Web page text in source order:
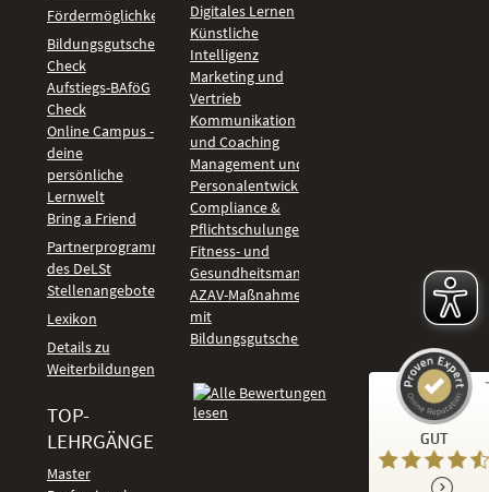
Fördermöglichkeiten
Bildungsgutschein
Check
Aufstiegs-BAföG
Check
Online Campus -
deine
persönliche
Lernwelt
Bring a Friend
Partnerprogramm
des DeLSt
Stellenangebote
Lexikon
Details zu
Weiterbildungen
TOP-
LEHRGÄNGE
Master
Digitales Lernen
Künstliche
Intelligenz
Marketing und
Vertrieb
Kommunikation
und Coaching
Management und
Personalentwicklung
Compliance &
Pflichtschulungen
Fitness- und
Gesundheitsmanagement
AZAV-Maßnahmen
mit
Bildungsgutschein
GUT
Kundenbewertungen und Erfahrungen zu
DeLSt - Deutsches eLearning Studieninstitut